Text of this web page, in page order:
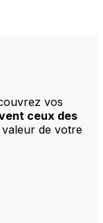
vos
ceux des
valeur de votre